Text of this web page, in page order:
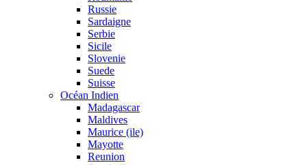
Russie
Sardaigne
Serbie
Sicile
Slovenie
Suede
Suisse
Océan Indien
Madagascar
Maldives
Maurice (ile)
Mayotte
Reunion